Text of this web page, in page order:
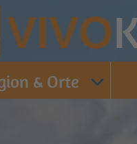
VIVO
& Orte